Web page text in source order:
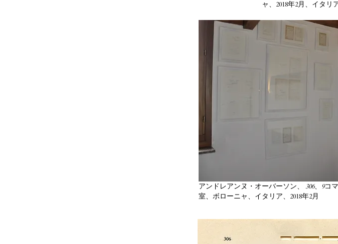
ャ、2018年2月、イタリ
アンドレアンヌ・オーバーソン、 306、9コ
室、ボローニャ、イタリア、2018年2月